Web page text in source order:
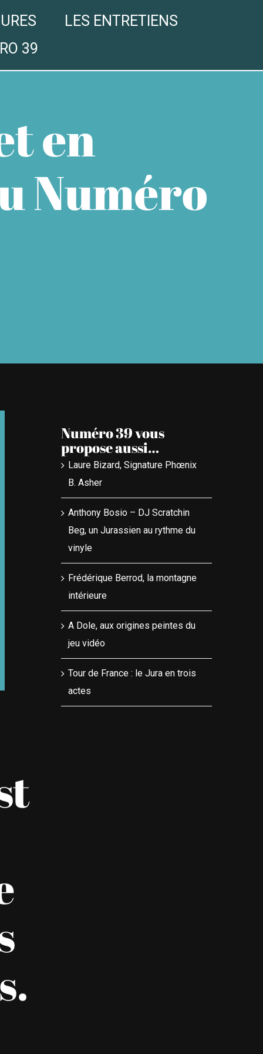
LES ENTRETIENS
39
en
Numéro
Numéro 39 vous
propose aussi…
Laure Bizard, Signature Phœnix
B. Asher
Anthony Bosio – DJ Scratchin
Beg, un Jurassien au rythme du
vinyle
Frédérique Berrod, la montagne
intérieure
A Dole, aux origines peintes du
jeu vidéo
Tour de France : le Jura en trois
actes